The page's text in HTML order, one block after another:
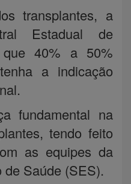
transplantes, a
Estadual de
40% a 50%
a indicação
fundamental na
tendo feito
as equipes da
Saúde (SES).